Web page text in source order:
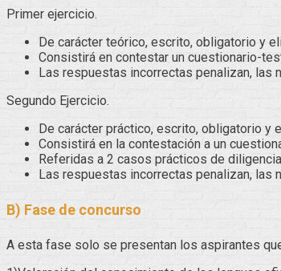
Primer ejercicio.
De carácter teórico, escrito, obligatorio y
Consistirá en contestar un cuestionario-
Las respuestas incorrectas penalizan, las
Segundo Ejercicio.
De carácter práctico, escrito, obligatorio y
Consistirá en la contestación a un
Referidas a 2 casos prácticos de
Las respuestas incorrectas penalizan, las
B) Fase de concurso
A esta fase solo se presentan los aspirantes